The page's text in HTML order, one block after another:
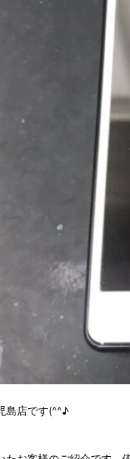
島店です(^^♪